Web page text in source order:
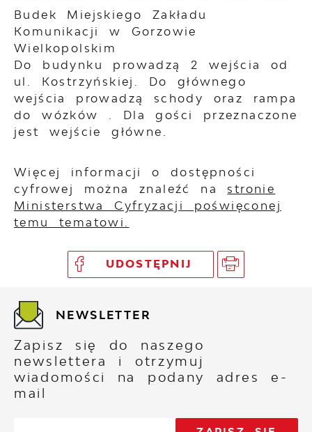
Budek Miejskiego Zakładu
Komunikacji w Gorzowie
Wielkopolskim
Do budynku prowadzą 2 wejścia od
ul. Kostrzyńskiej. Do głównego
wejścia prowadzą schody oraz rampa
do wózków . Dla gości przeznaczone
jest wejście główne.
Więcej informacji o dostępności
cyfrowej można znaleźć nastronie
Ministerstwa Cyfryzacji poświęconej
temu tematowi.
UDOSTĘPNIJ
NEWSLETTER
Zapisz się do naszego
newslettera i otrzymuj
wiadomości na podany adres e-
mail